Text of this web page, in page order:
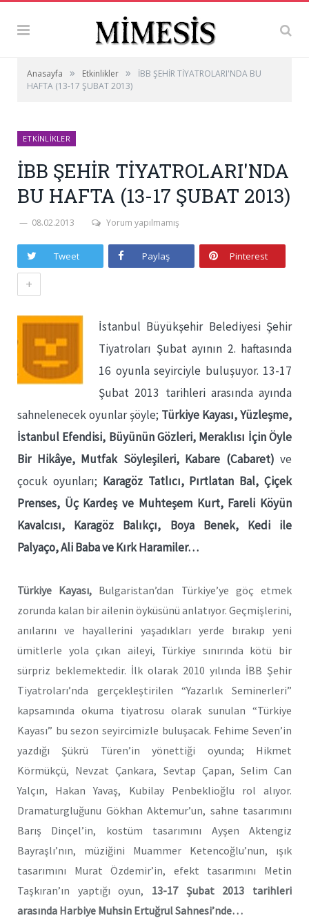
Anasayfa » Etkinlikler »
İBB ŞEHİR TİYATROLARI'NDA BU
HAFTA (13-17 ŞUBAT 2013)
ETKINLIKLER
İBB ŞEHİR TİYATROLARI'NDA
BU HAFTA (13-17 ŞUBAT 2013)
08.02.2013 Yorum yapılmamış
Tweet Paylaş Pinterest
+
İstanbul Büyükşehir Belediyesi Şehir
Tiyatroları Şubat ayının 2. haftasında
16 oyunla seyirciyle buluşuyor. 13-17
Şubat 2013 tarihleri arasında ayında
sahnelenecek oyunlar şöyle; Türkiye Kayası, Yüzleşme,
İstanbul Efendisi, Büyünün Gözleri, Meraklısı İçin Öyle
Bir Hikâye, Mutfak Söyleşileri, Kabare (Cabaret) ve
çocuk oyunları; Karagöz Tatlıcı, Pırtlatan Bal, Çiçek
Prenses, Üç Kardeş ve Muhteşem Kurt, Fareli Köyün
Kavalcısı, Karagöz Balıkçı, Boya Benek, Kedi ile
Palyaço, Ali Baba ve Kırk Haramiler…
Türkiye Kayası, Bulgaristan’dan Türkiye’ye göç etmek
zorunda kalan bir ailenin öyküsünü anlatıyor. Geçmişlerini,
anılarını ve hayallerini yaşadıkları yerde bırakıp yeni
ümitlerle yola çıkan aileyi, Türkiye sınırında kötü bir
sürpriz beklemektedir. İlk olarak 2010 yılında İBB Şehir
Tiyatroları’nda gerçekleştirilen “Yazarlık Seminerleri”
kapsamında okuma tiyatrosu olarak sunulan “Türkiye
Kayası” bu sezon seyircimizle buluşacak. Fehime Seven’in
yazdığı Şükrü Türen’in yönettiği oyunda; Hikmet
Körmükçü, Nevzat Çankara, Sevtap Çapan, Selim Can
Yalçın, Hakan Yavaş, Kubilay Penbeklioğlu rol alıyor.
Dramaturgluğunu Gökhan Aktemur’un, sahne tasarımını
Barış Dinçel’in, kostüm tasarımını Ayşen Aktengiz
Bayraşlı’nın, müziğini Muammer Ketencoğlu’nun, ışık
tasarımını Murat Özdemir’in, efekt tasarımını Metin
Taşkıran’ın yaptığı oyun, 13-17 Şubat 2013 tarihleri
arasında Harbiye Muhsin Ertuğrul Sahnesi’nde…